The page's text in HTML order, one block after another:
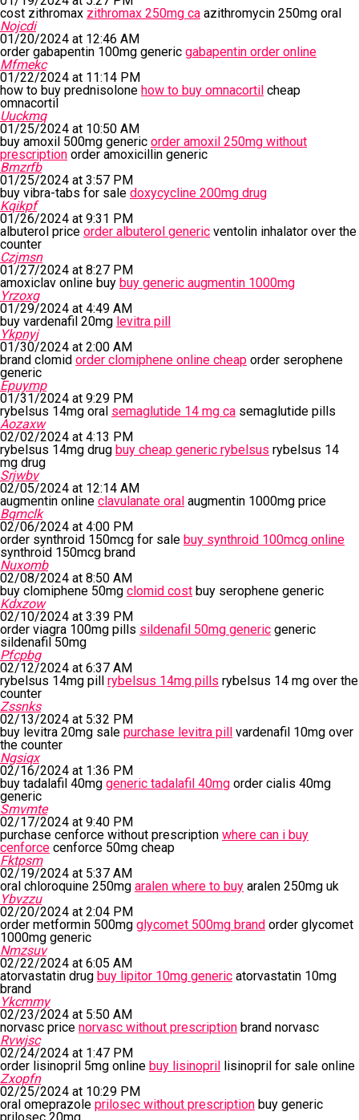
cost zithromax zithromax 250mg ca azithromycin 250mg oral
Nojcdi
01/20/2024 at 12:46 AM
order gabapentin 100mg generic gabapentin order online
Mfmekc
01/22/2024 at 11:14 PM
how to buy prednisolone how to buy omnacortil cheap
omnacortil
Uuckmq
01/25/2024 at 10:50 AM
buy amoxil 500mg generic order amoxil 250mg without
prescription order amoxicillin generic
Bmzrfb
01/25/2024 at 3:57 PM
buy vibra-tabs for sale doxycycline 200mg drug
Kqikpf
01/26/2024 at 9:31 PM
albuterol price order albuterol generic ventolin inhalator over the
counter
Czjmsn
01/27/2024 at 8:27 PM
amoxiclav online buy buy generic augmentin 1000mg
Yrzoxg
01/29/2024 at 4:49 AM
buy vardenafil 20mg levitra pill
Ykpnyj
01/30/2024 at 2:00 AM
brand clomid order clomiphene online cheap order serophene
generic
Epuymp
01/31/2024 at 9:29 PM
rybelsus 14mg oral semaglutide 14 mg ca semaglutide pills
Aozaxw
02/02/2024 at 4:13 PM
rybelsus 14mg drug buy cheap generic rybelsus rybelsus 14
mg drug
Srjwbv
02/05/2024 at 12:14 AM
augmentin online clavulanate oral augmentin 1000mg price
Bqmclk
02/06/2024 at 4:00 PM
order synthroid 150mcg for sale buy synthroid 100mcg online
synthroid 150mcg brand
Nuxomb
02/08/2024 at 8:50 AM
buy clomiphene 50mg clomid cost buy serophene generic
Kdxzow
02/10/2024 at 3:39 PM
order viagra 100mg pills sildenafil 50mg generic generic
sildenafil 50mg
Pfcpbg
02/12/2024 at 6:37 AM
rybelsus 14mg pill rybelsus 14mg pills rybelsus 14 mg over the
counter
Zssnks
02/13/2024 at 5:32 PM
buy levitra 20mg sale purchase levitra pill vardenafil 10mg over
the counter
Ngsiqx
02/16/2024 at 1:36 PM
buy tadalafil 40mg generic tadalafil 40mg order cialis 40mg
generic
Smvmte
02/17/2024 at 9:40 PM
purchase cenforce without prescription where can i buy
cenforce cenforce 50mg cheap
Fktpsm
02/19/2024 at 5:37 AM
oral chloroquine 250mg aralen where to buy aralen 250mg uk
Ybvzzu
02/20/2024 at 2:04 PM
order metformin 500mg glycomet 500mg brand order glycomet
1000mg generic
Nmzsuv
02/22/2024 at 6:05 AM
atorvastatin drug buy lipitor 10mg generic atorvastatin 10mg
brand
Ykcmmy
02/23/2024 at 5:50 AM
norvasc price norvasc without prescription brand norvasc
Rvwjsc
02/24/2024 at 1:47 PM
order lisinopril 5mg online buy lisinopril lisinopril for sale online
Zxopfn
02/25/2024 at 10:29 PM
oral omeprazole prilosec without prescription buy generic